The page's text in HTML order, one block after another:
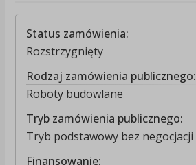
Status zamówienia:
Rozstrzygnięty
Rodzaj zamówienia publicznego:
Roboty budowlane
Tryb zamówienia publicznego:
Tryb podstawowy bez negocjacji
Finansowanie: